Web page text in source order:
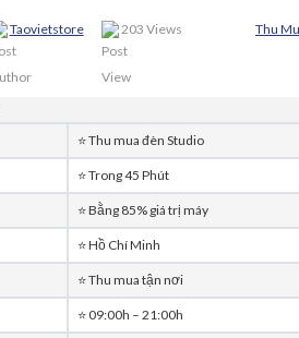
Taovietstore 203 Views Thu
⭐️ Thu mua đèn Studio
⭐️ Trong 45 Phút
⭐️ Bằng 85% giá trị máy
⭐ Hồ Chí Minh
⭐ Thu mua tận nơi
⭐️ 09:00h – 21:00h